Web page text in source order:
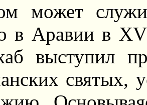
может
в Аравии в
выступил
святых,